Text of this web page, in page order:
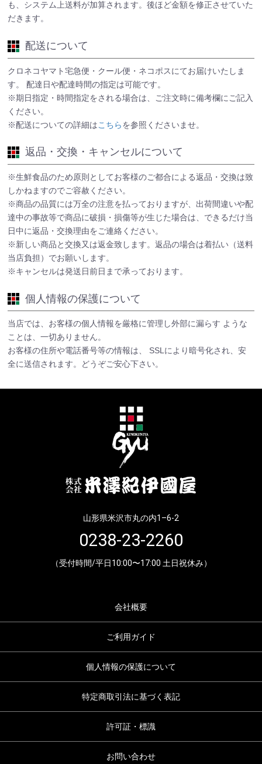
も、システム上送料が加算されます。後ほど金額を修正させていた
だきます。
配送について
クロネコヤマト宅急便・クール便・ネコポスにてお届けいたしま
す。 配達日や配達時間の指定は可能です。
※期日指定・時間指定をされる場合は、ご注文時に備考欄にご記入
ください。
※配送についての詳細はこちらを参照くださいませ。
返品・交換・キャンセルについて
※生鮮食品のため原則としてお客様のご都合による返品・交換は致
しかねますのでご容赦ください。
※商品の品質には万全の注意を払っておりますが、出荷間違いや配
達中の事故等で商品に破損・損傷等が生じた場合は、できるだけ当
日中に返品・交換理由をご連絡ください。
※新しい商品と交換又は返金致します。返品の場合は着払い（送料
当店負担）でお願いします。
※キャンセルは発送日前日まで承っております。
個人情報の保護について
当店では、お客様の個人情報を厳格に管理し外部に漏らす ような
ことは、一切ありません。
お客様の住所や電話番号等の情報は、 SSLにより暗号化され、安
全に送信されます。どうぞご安心下さい。
山形県米沢市丸の内1–6-2
0238-23-2260
（受付時間/平日10:00〜17:00 土日祝休み）
会社概要
ご利用ガイド
個人情報の保護について
特定商取引法に基づく表記
許可証・標識
お問い合わせ